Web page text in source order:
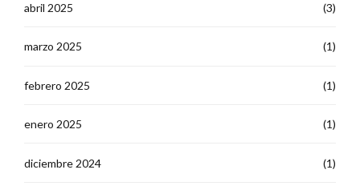
abril 2025 (3)
marzo 2025 (1)
febrero 2025 (1)
enero 2025 (1)
diciembre 2024 (1)